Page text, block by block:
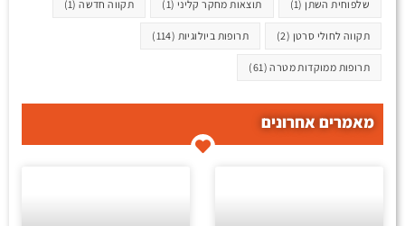
שלפוחית השתן(1) תוצאות מחקר קליני (1) תקווה חדשה(1)
תקווה לחולי סרטן (2) תרופות ביולוגיות (114)
תרופות ממוקדות מטרה(61)
מאמרים אחרונים